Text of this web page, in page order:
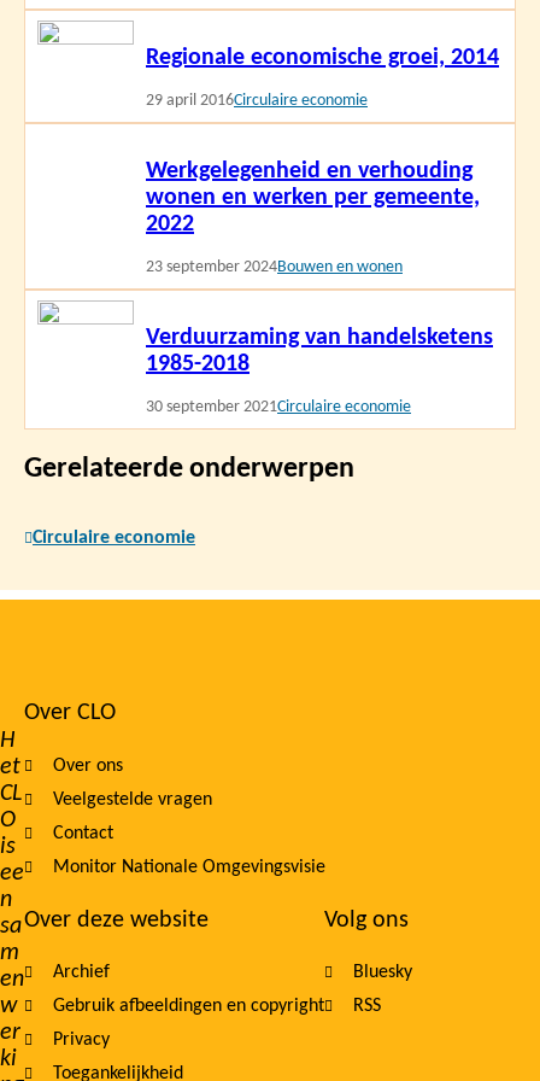
Regionale economische groei, 2014
29 april 2016Circulaire economie
Lees
Werkgelegenheid en verhouding
wonen en werken per gemeente,
2022
23 september 2024Bouwen en wonen
Verduurzaming van handelsketens
1985-2018
30 september 2021Circulaire economie
Lees
Gerelateerde onderwerpen
Circulaire economie
H
et
CL
O
is
ee
n
sa
m
en
w
er
ki
Footer
navigation
Over CLO
Over ons
Veelgestelde vragen
Contact
Monitor Nationale Omgevingsvisie
Over deze website
Archief
Gebruik afbeeldingen en copyright
Privacy
Toegankelijkheid
Volg ons
Bluesky
RSS